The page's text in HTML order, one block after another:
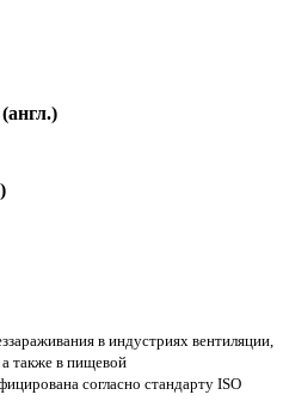
в индустриях вентиляции,
также в пищевой
согласно стандарту ISO